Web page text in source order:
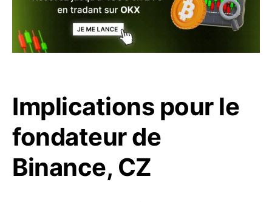
Implications pour le
fondateur de
Binance, CZ